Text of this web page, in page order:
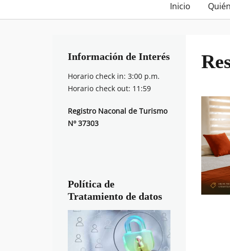
menu
Inicio
Información de Interés
Horario check in: 3:00 p.m.
Horario check out: 11:59
Registro Naconal de Turismo
Nº 37303
Política de
Tratamiento de datos